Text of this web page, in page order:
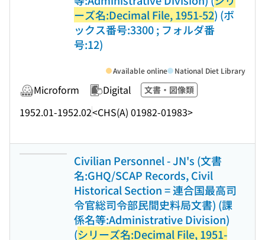
ーズ名:Decimal File, 1951-52) (ボ
ックス番号:3300 ; フォルダ番
号:12)
Microform Digital 文書・図像類
1952.01-1952.02<CHS(A) 01982-01983>
Available online National Diet Library
Civilian Personnel - JN's (文書
名:GHQ/SCAP Records, Civil
Historical Section = 連合国最高司
令官総司令部民間史料局文書) (課
係名等:Administrative Division)
(シリーズ名:Decimal File, 1951-